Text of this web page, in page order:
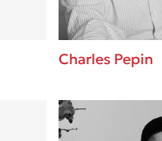
Charles Pepin